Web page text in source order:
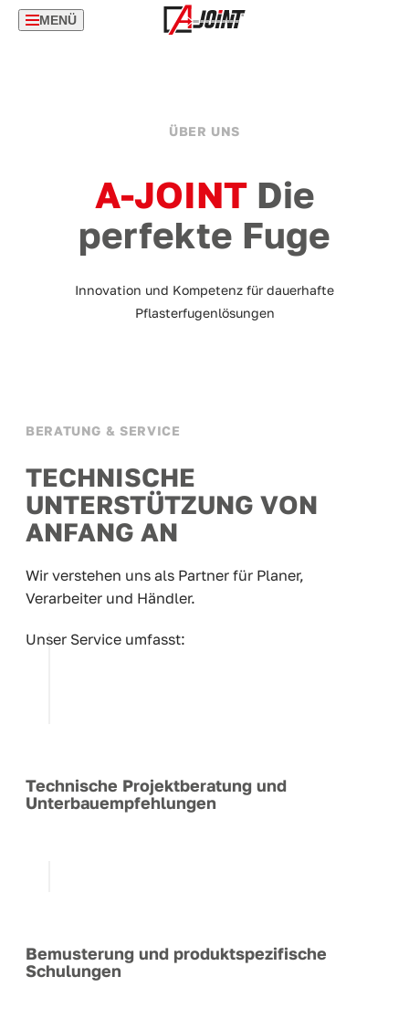
MENÜ
ÜBER UNS
A-JOINTDie
perfekte Fuge
Innovation und Kompetenz für dauerhafte
Pflasterfugenlösungen
BERATUNG & SERVICE
TECHNISCHE
UNTERSTÜTZUNG VON
ANFANG AN
Wir verstehen uns als Partner für Planer,
Verarbeiter und Händler.
Unser Service umfasst:
Technische Projektberatung und
Unterbauempfehlungen
Bemusterung und produktspezifische
Schulungen